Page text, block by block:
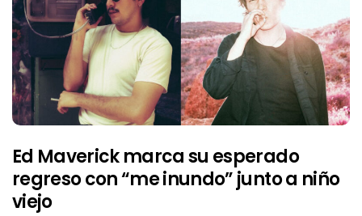
Ed Maverick marca su esperado
regreso con “me inundo” junto a niño
viejo